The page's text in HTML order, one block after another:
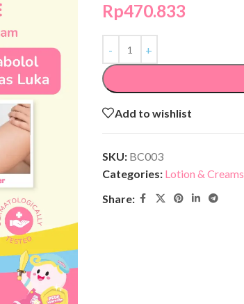
Rp470.833
Add to wishlist
SKU: BC003
Categories: Lotion & Creams
Share: